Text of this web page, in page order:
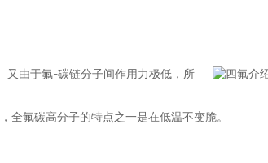
又由于氟-碳链分子间作用力极低，所
氟碳高分子的特点之一是在低温不变脆。